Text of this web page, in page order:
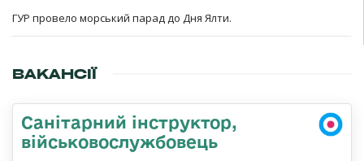
ГУР провело морський парад до Дня Ялти.
ВАКАНСІЇ
Санітарний інструктор,
військовослужбовець